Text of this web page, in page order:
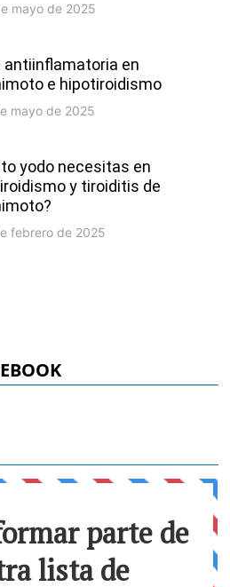
mayo de 2025
antiinflamatoria en
e hipotiroidismo
mayo de 2025
yodo necesitas en
y tiroiditis de
febrero de 2025